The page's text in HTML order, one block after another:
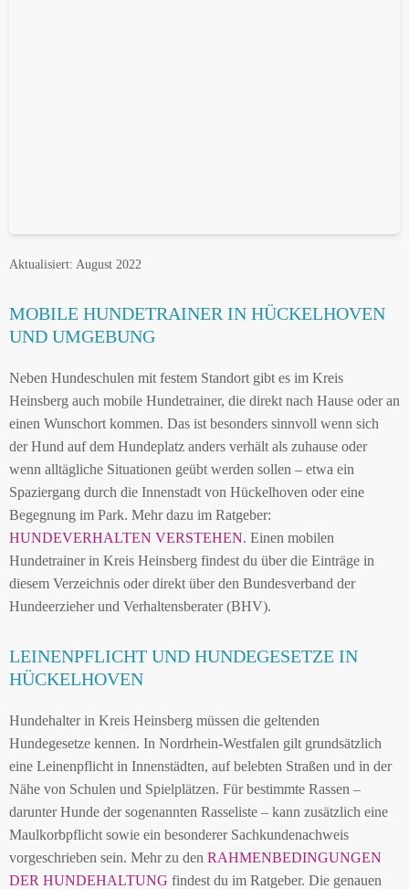
Aktualisiert: August 2022
MOBILE HUNDETRAINER IN HÜCKELHOVEN
UND UMGEBUNG
Neben Hundeschulen mit festem Standort gibt es im Kreis
Heinsberg auch mobile Hundetrainer, die direkt nach Hause oder an
einen Wunschort kommen. Das ist besonders sinnvoll wenn sich
der Hund auf dem Hundeplatz anders verhält als zuhause oder
wenn alltägliche Situationen geübt werden sollen – etwa ein
Spaziergang durch die Innenstadt von Hückelhoven oder eine
Begegnung im Park. Mehr dazu im Ratgeber:
HUNDEVERHALTEN VERSTEHEN. Einen mobilen
Hundetrainer in Kreis Heinsberg findest du über die Einträge in
diesem Verzeichnis oder direkt über den Bundesverband der
Hundeerzieher und Verhaltensberater (BHV).
LEINENPFLICHT UND HUNDEGESETZE IN
HÜCKELHOVEN
Hundehalter in Kreis Heinsberg müssen die geltenden
Hundegesetze kennen. In Nordrhein-Westfalen gilt grundsätzlich
eine Leinenpflicht in Innenstädten, auf belebten Straßen und in der
Nähe von Schulen und Spielplätzen. Für bestimmte Rassen –
darunter Hunde der sogenannten Rasseliste – kann zusätzlich eine
Maulkorbpflicht sowie ein besonderer Sachkundenachweis
vorgeschrieben sein. Mehr zu den RAHMENBEDINGUNGEN
DER HUNDEHALTUNG findest du im Ratgeber. Die genauen